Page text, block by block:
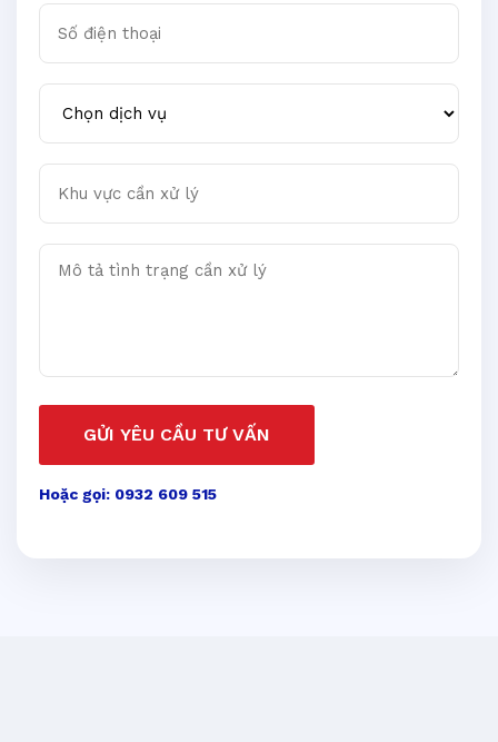
Số điện thoại
Chọn dịch vụ
Khu vực cần xử lý
Mô tả tình trạng cần xử lý
GỬI YÊU CẦU TƯ VẤN
Hoặc gọi: 0932 609 515